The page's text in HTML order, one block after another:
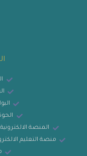
المنصة
منصة التعليم